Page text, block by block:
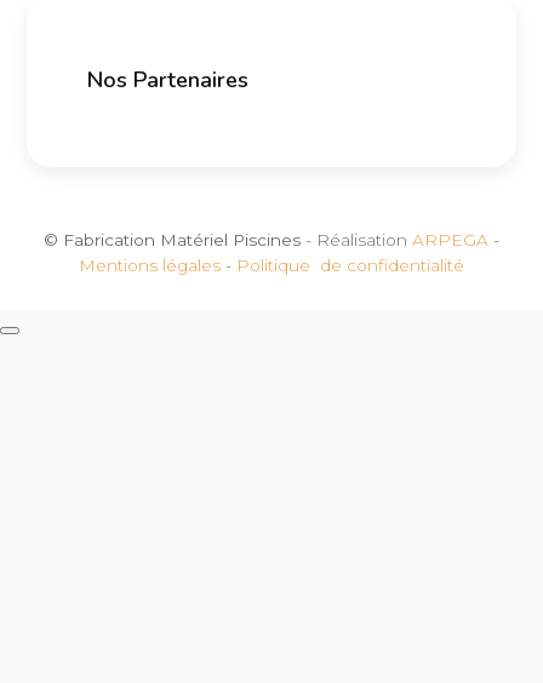
Nos Partenaires
© Fabrication Matériel Piscines - Réalisation ARPEGA -
Mentions légales - Politique de confidentialité